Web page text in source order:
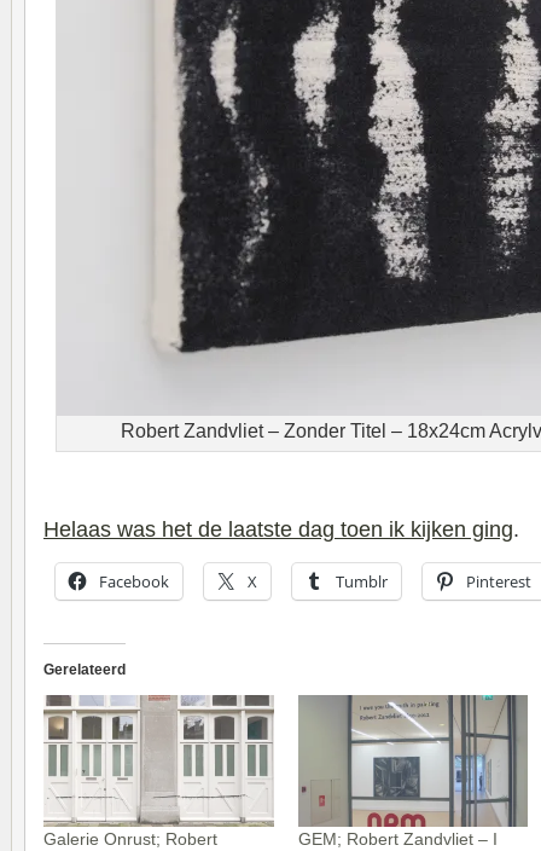
Robert Zandvliet – Zonder Titel – 18x24cm
Helaas was het de laatste dag toen ik kijken ging.
Facebook X Tumblr Pinterest
Gerelateerd
Galerie Onrust; Robert
GEM; Robert Zandvliet – I